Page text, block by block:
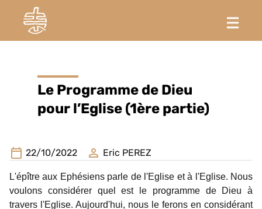
Le Programme de Dieu
pour l’Eglise (1ère partie)
22/10/2022 Eric PEREZ
L'épître aux Ephésiens parle de l'Eglise et à l'Eglise. Nous
voulons considérer quel est le programme de Dieu à
travers l'Eglise. Aujourd'hui, nous le ferons en considérant